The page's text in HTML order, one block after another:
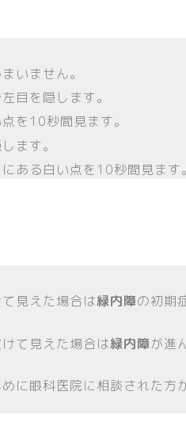
いません。
目を隠します。
を10秒間見ます。
ます。
ある白い点を10秒間見ます。
見えた場合は緑内障の初期
て見えた場合は緑内障が進
に眼科医院に相談された方